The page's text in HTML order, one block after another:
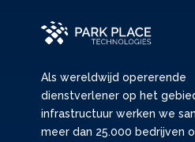
Als wereldwijd opererende
dienstverlener op het
infrastructuur werken we
meer dan 25.000 bedrijven